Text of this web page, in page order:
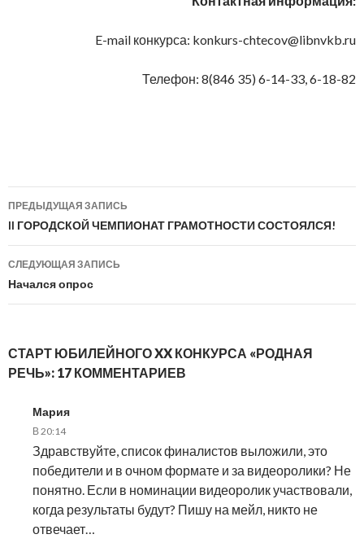
E-mail конкурса: konkurs-chtecov@libnvkb.ru
Телефон: 8(846 35) 6-14-33, 6-18-82
Навигация
по
записям
ПРЕДЫДУЩАЯ ЗАПИСЬ
II ГОРОДСКОЙ ЧЕМПИОНАТ ГРАМОТНОСТИ СОСТОЯЛСЯ!
СЛЕДУЮЩАЯ ЗАПИСЬ
Начался опрос
СТАРТ ЮБИЛЕЙНОГО XX КОНКУРСА «РОДНАЯ
РЕЧЬ»: 17 КОММЕНТАРИЕВ
Мария
В 20:14
Здравствуйте, список финалистов выложили, это
победители и в очном формате и за видеоролики? Не
понятно. Если в номинации видеоролик участвовали,
когда результаты будут? Пишу на мейл, никто не
отвечает…